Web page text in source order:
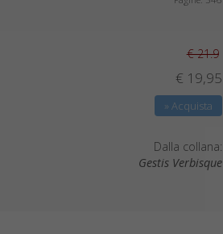
€ 21.9
€ 19,95
» Acquista
Dalla collana:
Gestis Verbisque